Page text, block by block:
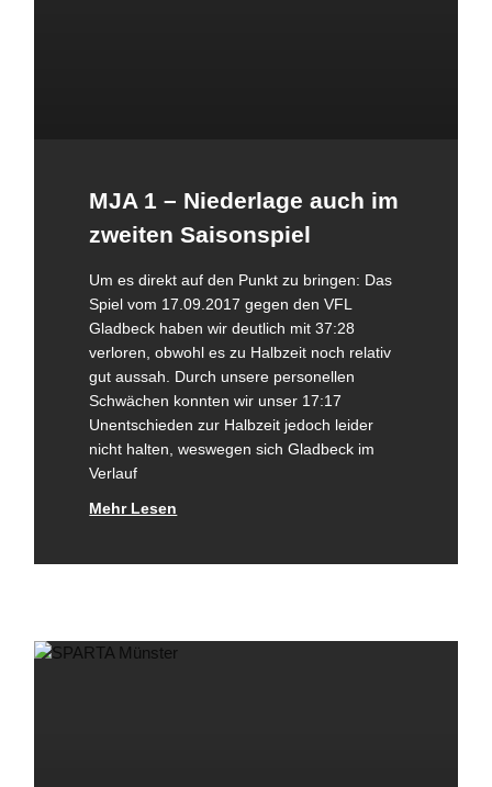
MJA 1 – Niederlage auch im
zweiten Saisonspiel
Um es direkt auf den Punkt zu bringen: Das
Spiel vom 17.09.2017 gegen den VFL
Gladbeck haben wir deutlich mit 37:28
verloren, obwohl es zu Halbzeit noch relativ
gut aussah. Durch unsere personellen
Schwächen konnten wir unser 17:17
Unentschieden zur Halbzeit jedoch leider
nicht halten, weswegen sich Gladbeck im
Verlauf
Mehr Lesen